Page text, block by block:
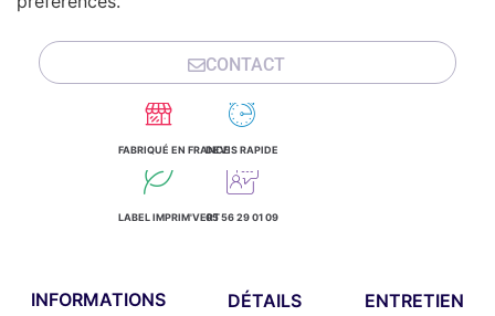
CONTACT
FABRIQUÉ EN FRANCEDEVIS RAPIDE
LABEL IMPRIM'VERT05 56 29 01 09
INFORMATIONS DÉTAILS ENTRETIEN